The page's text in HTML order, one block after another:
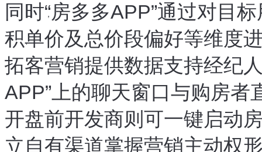
同时“房多多APP”通过对目
积、
单价及总价段偏好等维度
拓客营销提供数据支持。
经纪
APP” 上的聊天窗口与购房者
开盘前，
开发商则可一键启动
立自有渠道 ，
掌握营销主动权 ，